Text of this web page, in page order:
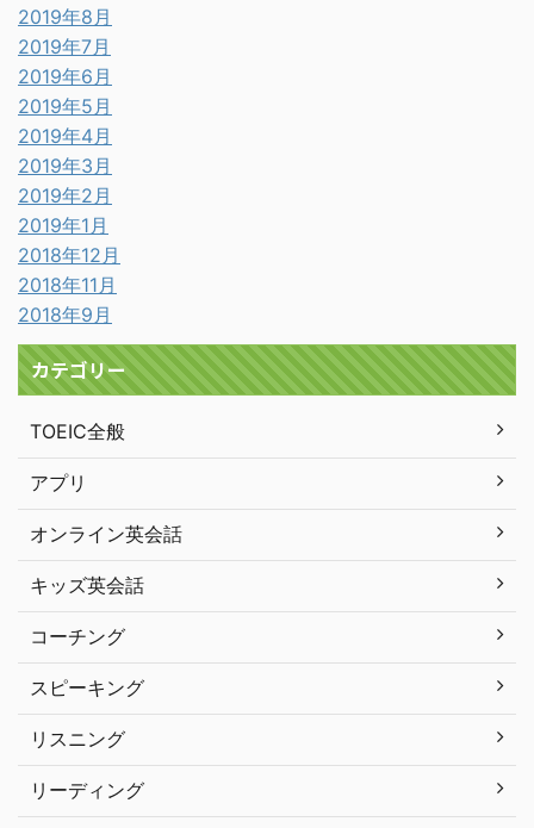
2019年8月
2019年7月
2019年6月
2019年5月
2019年4月
2019年3月
2019年2月
2019年1月
2018年12月
2018年11月
2018年9月
カテゴリー
TOEIC全般
アプリ
オンライン英会話
キッズ英会話
コーチング
スピーキング
リスニング
リーディング